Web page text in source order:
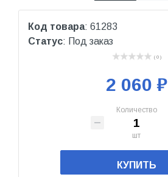
Код товара: 61283
Статус: Под заказ
( 0 )
2 060 ₽
Количество
шт
КУПИТЬ